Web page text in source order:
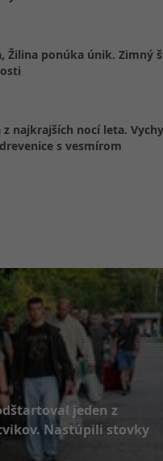
Žilina ponúka únik. Zimný
z najkrajších nocí leta.
s vesmírom
jeden z
Nastúpili stovky